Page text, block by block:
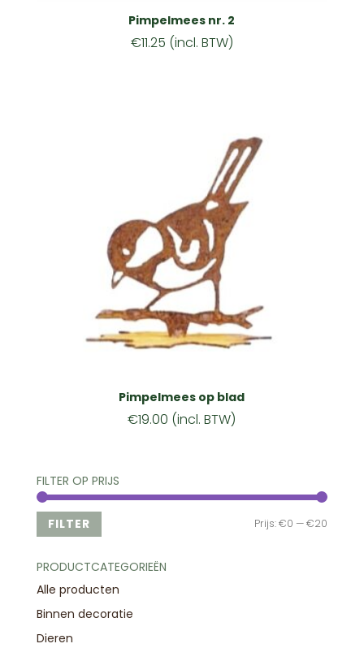
Pimpelmees nr. 2
€11.25 (incl. BTW)
Pimpelmees op blad
€19.00 (incl. BTW)
FILTER OP PRIJS
FILTER Prijs:€0 —€20
PRODUCTCATEGORIEËN
Alle producten
Binnen decoratie
Dieren